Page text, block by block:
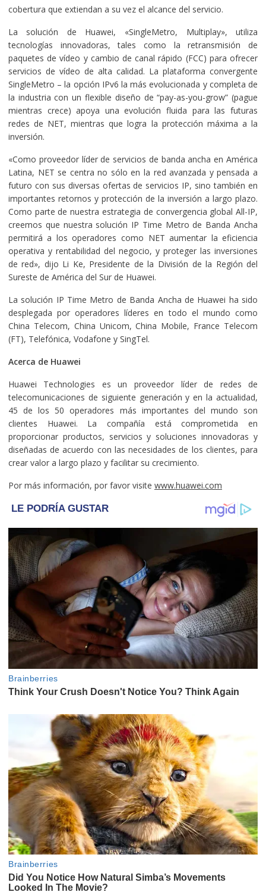
cobertura que extiendan a su vez el alcance del servicio.
La solución de Huawei, «SingleMetro, Multiplay», utiliza
tecnologías innovadoras, tales como la retransmisión de
paquetes de vídeo y cambio de canal rápido (FCC) para ofrecer
servicios de vídeo de alta calidad. La plataforma convergente
SingleMetro – la opción IPv6 la más evolucionada y completa de
la industria con un flexible diseño de “pay-as-you-grow” (pague
mientras crece) apoya una evolución fluida para las futuras
redes de NET, mientras que logra la protección máxima a la
inversión.
«Como proveedor líder de servicios de banda ancha en América
Latina, NET se centra no sólo en la red avanzada y pensada a
futuro con sus diversas ofertas de servicios IP, sino también en
importantes retornos y protección de la inversión a largo plazo.
Como parte de nuestra estrategia de convergencia global All-IP,
creemos que nuestra solución IP Time Metro de Banda Ancha
permitirá a los operadores como NET aumentar la eficiencia
operativa y rentabilidad del negocio, y proteger las inversiones
de red», dijo Li Ke, Presidente de la División de la Región del
Sureste de América del Sur de Huawei.
La solución IP Time Metro de Banda Ancha de Huawei ha sido
desplegada por operadores líderes en todo el mundo como
China Telecom, China Unicom, China Mobile, France Telecom
(FT), Telefónica, Vodafone y SingTel.
Acerca de Huawei
Huawei Technologies es un proveedor líder de redes de
telecomunicaciones de siguiente generación y en la actualidad,
45 de los 50 operadores más importantes del mundo son
clientes Huawei. La compañía está comprometida en
proporcionar productos, servicios y soluciones innovadoras y
diseñadas de acuerdo con las necesidades de los clientes, para
crear valor a largo plazo y facilitar su crecimiento.
Por más información, por favor visite www.huawei.com